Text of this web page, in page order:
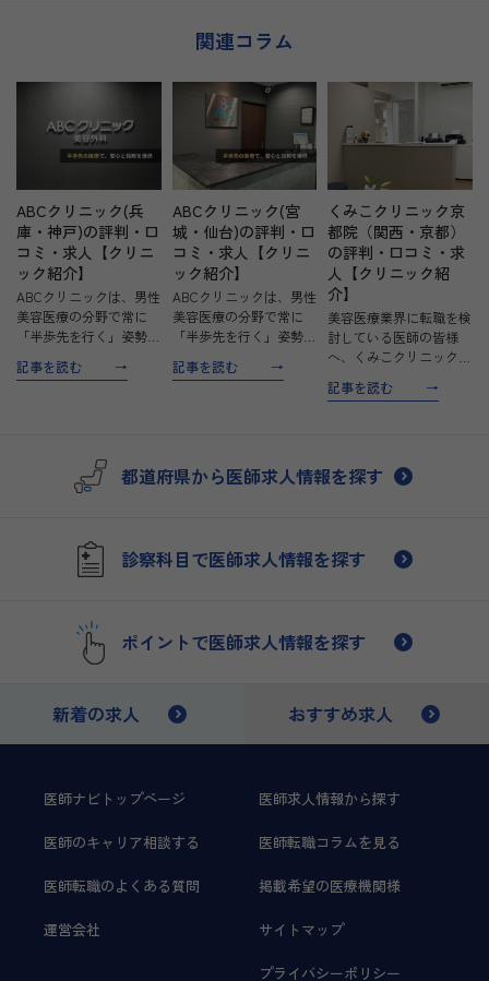
関連コラム
ABCクリニック(兵
庫・神戸)の評判・口
コミ・求人【クリニ
ック紹介】
ABCクリニックは、男性
美容医療の分野で常に
「半歩先を行く」姿勢を
供するクリニックです。
記事を読む
ABCクリニック(宮
城・仙台)の評判・口
コミ・求人【クリニ
ック紹介】
ABCクリニックは、男性
美容医療の分野で常に
「半歩先を行く」姿勢を
供するクリニックです。
多…
記事を読む
くみこクリニック京
都院（関西・京都）
の評判・口コミ・求
人【クリニック紹
介】
美容医療業界に転職を検
討している医師の皆様
へ、くみこクリニック京
す。 お肌の悩み、何で
境、食生活の改善を取り
記事を読む
都道府県から医師求人情報を探す
診察科目で医師求人情報を探す
ポイントで医師求人情報を探す
新着の求人 おすすめ求人
医師ナビトップページ 医師求人情報から探す
医師のキャリア相談する 医師転職コラムを見る
医師転職のよくある質問 掲載希望の医療機関様
運営会社 サイトマップ
プライバシーポリシー